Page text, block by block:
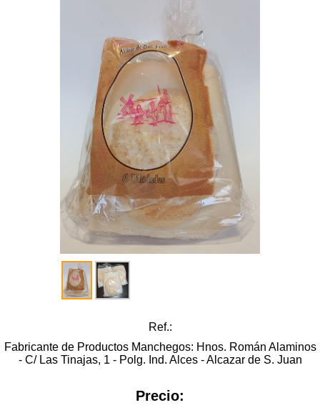
Ref.:
Fabricante de Productos Manchegos: Hnos. Román Alaminos
- C/ Las Tinajas, 1 - Polg. Ind. Alces - Alcazar de S. Juan
Precio: